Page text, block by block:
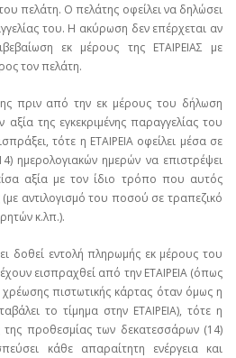
πελάτη. Ο πελάτης οφείλει να δηλώσει
του. Η ακύρωση δεν επέρχεται αν
εκ μέρους της ΕΤΑΙΡΕΙΑΣ με
τον πελάτη.
πριν από την εκ μέρους του δήλωση
αξία της εγκεκριμένης παραγγελίας του
τότε η ΕΤΑΙΡΕΙΑ οφείλει μέσα σε
ημερολογιακών ημερών να επιστρέψει
αξία με τον ίδιο τρόπο που αυτός
αντιλογισμό του ποσού σε τραπεζικό
κ.λπ.).
δοθεί εντολή πληρωμής εκ μέρους του
εισπραχθεί από την ΕΤΑΙΡΕΙΑ (όπως
πιστωτικής κάρτας όταν όμως η
το τίμημα στην ΕΤΑΙΡΕΙΑ), τότε η
της προθεσμίας των δεκατεσσάρων (14)
κάθε απαραίτητη ενέργεια και